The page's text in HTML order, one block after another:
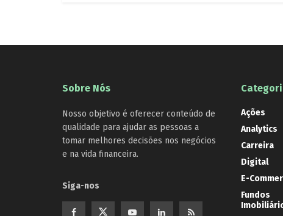
Sobre Nós
Nosso objetivo é oferecer conteúdo de
qualidade para ajudar as pessoas a
tomar melhores decisões nos negócios
e na vida financeira.
Siga-nos
Ações
Analytics
Carreira
Digital
E-
Fundos